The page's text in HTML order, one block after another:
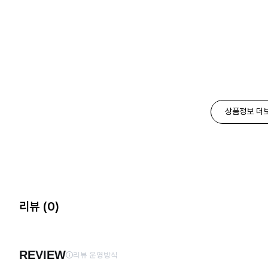
상품정보 더
리뷰 (0)